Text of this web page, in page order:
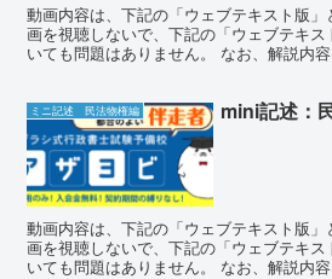
動画内容は、下記の「ウェブテキスト版
画を視聴しないで、下記の「ウェブテキ
いても問題はありません。 なお、解説内
ミニ記述 民法物権編 mini記述：
動画内容は、下記の「ウェブテキスト版
画を視聴しないで、下記の「ウェブテキ
いても問題はありません。 なお、解説内